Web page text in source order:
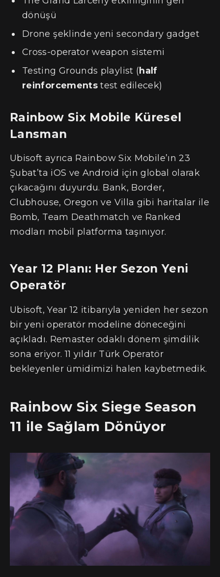
dönüşü
Drone şeklinde yeni secondary gadget
Cross-operator weapon sistemi
Testing Grounds playlist (half
reinforcements test edilecek)
Rainbow Six Mobile Küresel
Lansman
Ubisoft ayrıca Rainbow Six Mobile’ın 23
Şubat’ta iOS ve Android için global olarak
çıkacağını duyurdu. Bank, Border,
Clubhouse, Oregon ve Villa gibi haritalar ile
Bomb, Team Deathmatch ve Ranked
modları mobil platforma taşınıyor.
Year 12 Planı: Her Sezon Yeni
Operatör
Ubisoft, Year 12 itibarıyla yeniden her sezon
bir yeni operatör modeline döneceğini
açıkladı. Remaster odaklı dönem şimdilik
sona eriyor. 11 yıldır Türk Operatör
bekleyenler ümidimizi halen kaybetmedik.
Rainbow Six Siege Season
11 ile Sağlam Dönüyor